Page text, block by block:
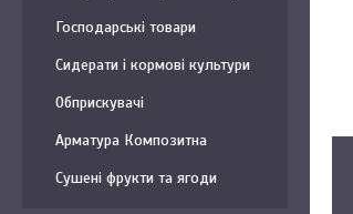
Господарські товари
Сидерати і кормові культури
Обприскувачі
Арматура Композитна
Сушені фрукти та ягоди